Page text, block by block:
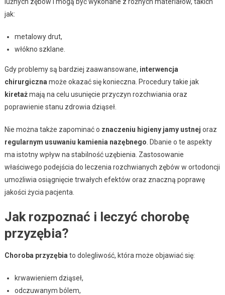
jak:
metalowy drut,
włókno szklane.
Gdy problemy są bardziej zaawansowane, interwencja
chirurgiczna może okazać się konieczna. Procedury takie jak
kiretażmają na celu usunięcie przyczyn rozchwiania oraz
poprawienie stanu zdrowia dziąseł.
Nie można także zapominać o znaczeniu higieny jamy ustnej oraz
regularnym usuwaniu kamienia nazębnego . Dbanie o te aspekty
ma istotny wpływ na stabilność uzębienia. Zastosowanie
właściwego podejścia do leczenia rozchwianych zębów w ortodoncji
umożliwia osiągnięcie trwałych efektów oraz znaczną poprawę
jakości życia pacjenta.
Jak rozpoznać i leczyć chorobę
przyzębia?
Choroba przyzębia to dolegliwość, która może objawiać się:
krwawieniem dziąseł,
odczuwanym bólem,